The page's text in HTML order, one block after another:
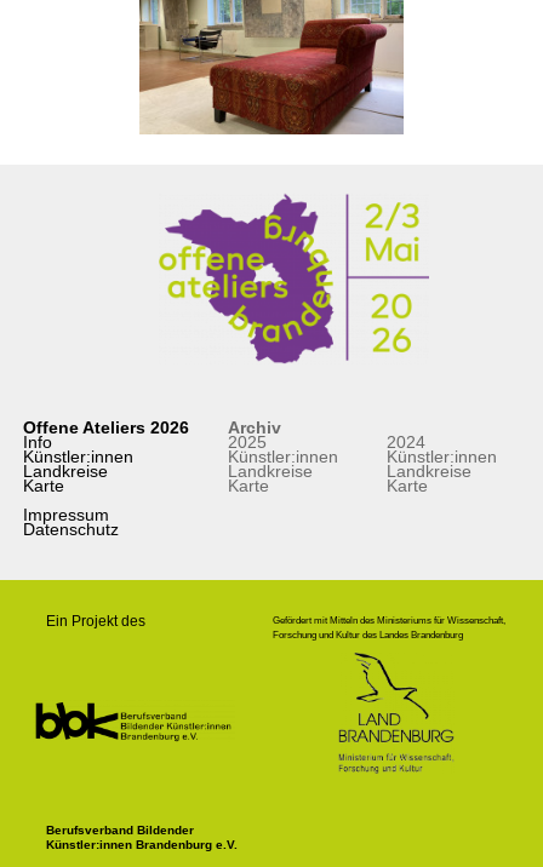
Offene Ateliers 2026
Info
Künstler:innen
Landkreise
Karte
Impressum
Datenschutz
Archiv
2025
Künstler:innen
Landkreise
Karte
2024
Künstler:innen
Landkreise
Karte
Ein Projekt des
Gefördert mit Mitteln des Ministeriums für Wissenschaft,
Forschung und Kultur des Landes Brandenburg
Berufsverband Bildender
Künstler:innen Brandenburg e.V.